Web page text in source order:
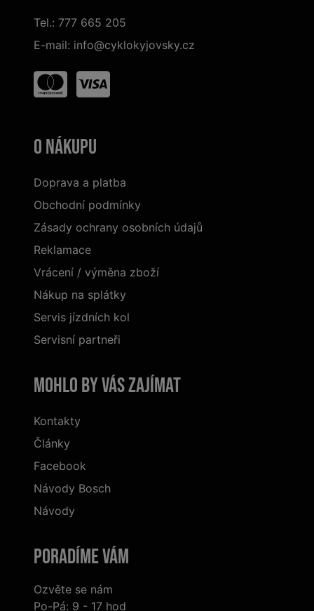
Tel.: 777 665 205
E-mail: info@cyklokyjovsky.cz
O nákupu
Doprava a platba
Obchodní podmínky
Zásady ochrany osobních údajů
Reklamace
Vrácení / výměna zboží
Nákup na splátky
Servis jízdních kol
Servisní partneři
Mohlo by vás zajímat
Kontakty
Články
Facebook
Návody Bosch
Návody
Poradíme Vám
Ozvěte se nám
Po-Pá: 9 - 17 hod